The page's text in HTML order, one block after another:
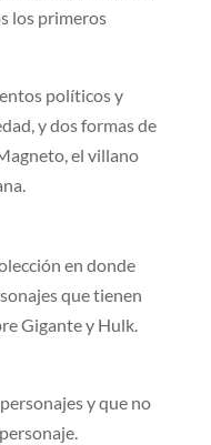
los primeros
políticos y
y dos formas de
el villano
en donde
que tienen
Gigante y Hulk.
y que no